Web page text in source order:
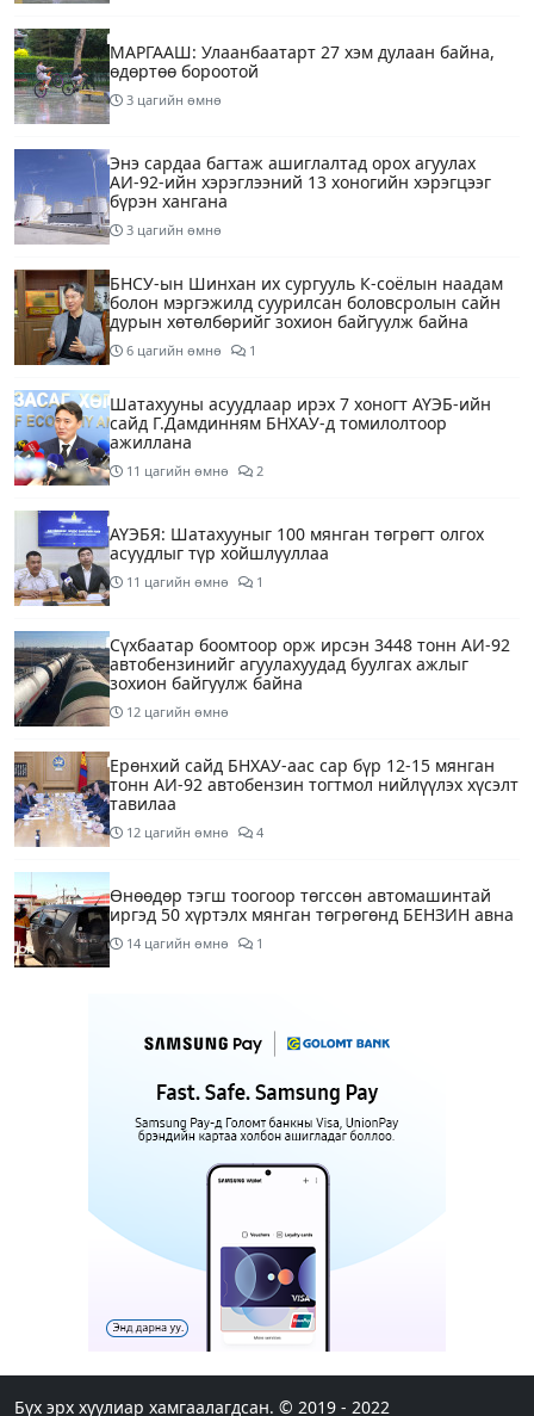
МАРГААШ: Улаанбаатарт 27 хэм дулаан байна,
өдөртөө бороотой
3 цагийн өмнө
Энэ сардаа багтаж ашиглалтад орох агуулах
АИ-92-ийн хэрэглээний 13 хоногийн хэрэгцээг
бүрэн хангана
3 цагийн өмнө
БНСУ-ын Шинхан их сургууль К-соёлын наадам
болон мэргэжилд суурилсан боловсролын сайн
дурын хөтөлбөрийг зохион байгуулж байна
6 цагийн өмнө 1
Шатахууны асуудлаар ирэх 7 хоногт АҮЭБ-ийн
сайд Г.Дамдинням БНХАУ-д томилолтоор
ажиллана
11 цагийн өмнө 2
АҮЭБЯ: Шатахууныг 100 мянган төгрөгт олгох
асуудлыг түр хойшлууллаа
11 цагийн өмнө 1
Сүхбаатар боомтоор орж ирсэн 3448 тонн АИ-92
автобензинийг агуулахуудад буулгах ажлыг
зохион байгуулж байна
12 цагийн өмнө
Ерөнхий сайд БНХАУ-аас сар бүр 12-15 мянган
тонн АИ-92 автобензин тогтмол нийлүүлэх хүсэлт
тавилаа
12 цагийн өмнө 4
Өнөөдөр тэгш тоогоор төгссөн автомашинтай
иргэд 50 хүртэлх мянган төгрөгөнд БЕНЗИН авна
14 цагийн өмнө 1
Өнөөдөр” Аавуудын баяр”-ын өдөр
16 цагийн өмнө
Улаанбаатарт 31 хэм дулаан байна
18 цагийн өмнө
МАРГААШ: Улаанбаатарт 31 хэм дулаан байна
Шатахуун дамлан борлуулсан хоёр зөрчлийг
илрүүлэн шалгаж байна
Бүх эрх хуулиар хамгаалагдсан. © 2019 - 2022